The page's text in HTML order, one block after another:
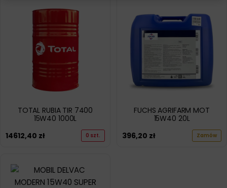
TOTAL RUBIA TIR 7400
15W40 1000L
14612,40 zł 0 szt.
FUCHS AGRIFARM MOT
15W40 20L
396,20 zł Zamów